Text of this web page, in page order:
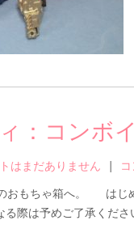
：コンボ
はまだありません
おもちゃ箱へ。 はじ
る際は予めご了承くだ